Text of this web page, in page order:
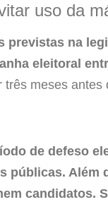
uso da
na
eleitoral
três meses
de defeso
públicas.
candidatos.